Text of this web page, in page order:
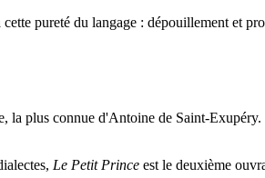
pureté du langage : dépouillement et
la plus connue d'Antoine de Saint-
Le Petit Prince est le deuxième